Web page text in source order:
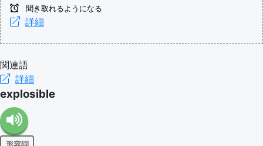
聞き取れるようになる
詳細
関連語
詳細
explosible
形容詞